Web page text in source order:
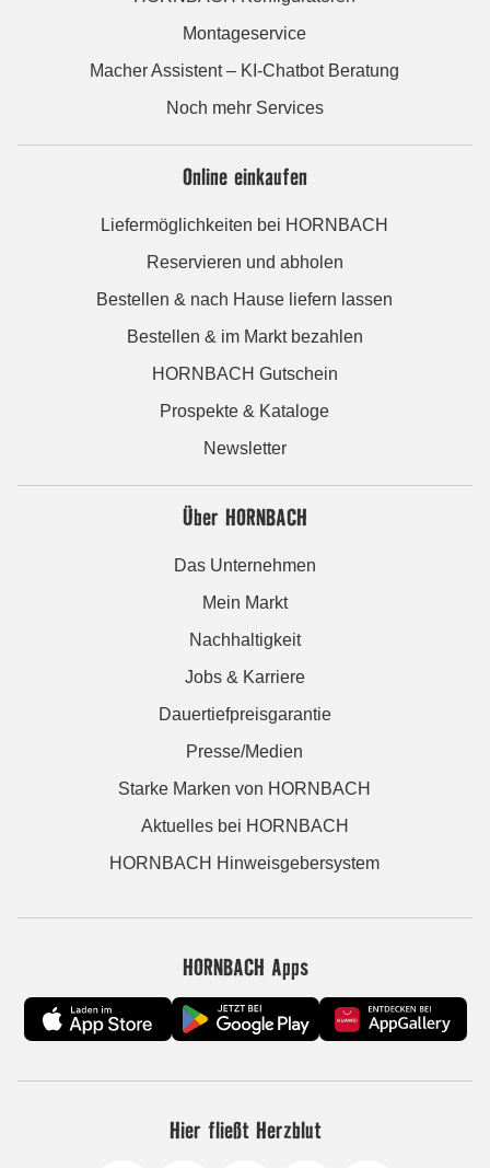
Montageservice
Macher Assistent – KI-Chatbot Beratung
Noch mehr Services
Online einkaufen
Liefermöglichkeiten bei HORNBACH
Reservieren und abholen
Bestellen & nach Hause liefern lassen
Bestellen & im Markt bezahlen
HORNBACH Gutschein
Prospekte & Kataloge
Newsletter
Über HORNBACH
Das Unternehmen
Mein Markt
Nachhaltigkeit
Jobs & Karriere
Dauertiefpreisgarantie
Presse/Medien
Starke Marken von HORNBACH
Aktuelles bei HORNBACH
HORNBACH Hinweisgebersystem
HORNBACH Apps
Hier fließt Herzblut